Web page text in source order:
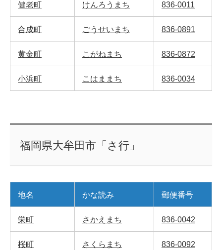
健老町 けんろうまち 836-0011
合成町 ごうせいまち 836-0891
黄金町 こがねまち 836-0872
小浜町 こはままち 836-0034
福岡県大牟田市「さ行」
地名 かな読み 郵便番号
栄町 さかえまち 836-0042
桜町 さくらまち 836-0092